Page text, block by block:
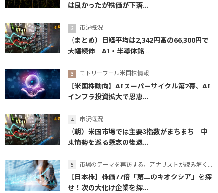
は良かったが株価が下落...
市況概況
（まとめ）日経平均は2,342円高の66,300円で
大幅続伸 AI・半導体銘...
モトリーフール米国株情報
【米国株動向】AIスーパーサイクル第2幕、AI
インフラ投資拡大で恩恵...
市況概況
（朝）米国市場では主要3指数がまちまち 中
東情勢を巡る懸念の後退...
市場のテーマを再訪する。アナリストが読み解くテーマの本質
【日本株】株価77倍「第二のキオクシア」を探
せ！次の大化け企業を探...